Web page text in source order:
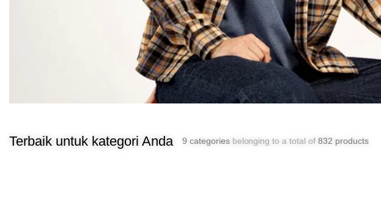
Terbaik untuk kategori Anda 9 categoriesbelonging to a total of 832 products